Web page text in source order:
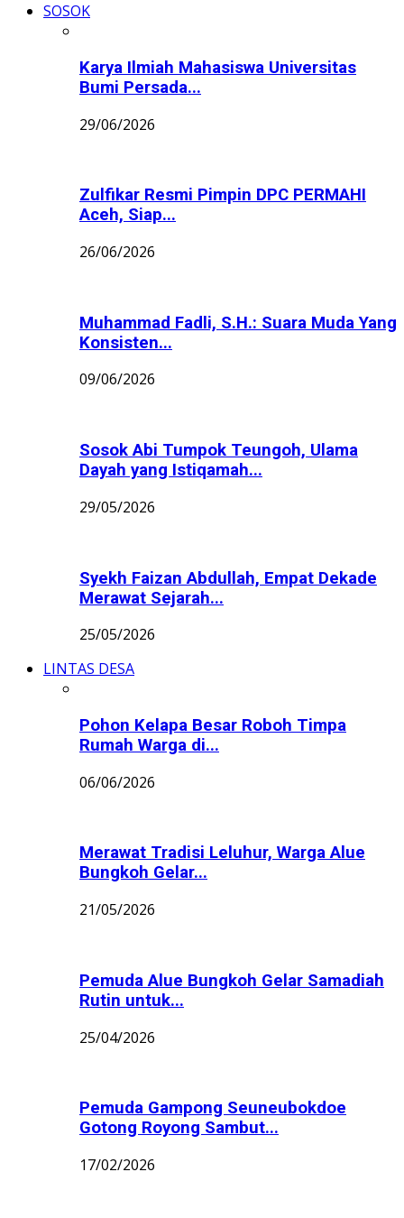
SOSOK
Karya Ilmiah Mahasiswa Universitas
Bumi Persada...
29/06/2026
Zulfikar Resmi Pimpin DPC PERMAHI
Aceh, Siap...
26/06/2026
Muhammad Fadli, S.H.: Suara Muda Yang
Konsisten...
09/06/2026
Sosok Abi Tumpok Teungoh, Ulama
Dayah yang Istiqamah...
29/05/2026
Syekh Faizan Abdullah, Empat Dekade
Merawat Sejarah...
25/05/2026
LINTAS DESA
Pohon Kelapa Besar Roboh Timpa
Rumah Warga di...
06/06/2026
Merawat Tradisi Leluhur, Warga Alue
Bungkoh Gelar...
21/05/2026
Pemuda Alue Bungkoh Gelar Samadiah
Rutin untuk...
25/04/2026
Pemuda Gampong Seuneubokdoe
Gotong Royong Sambut...
17/02/2026